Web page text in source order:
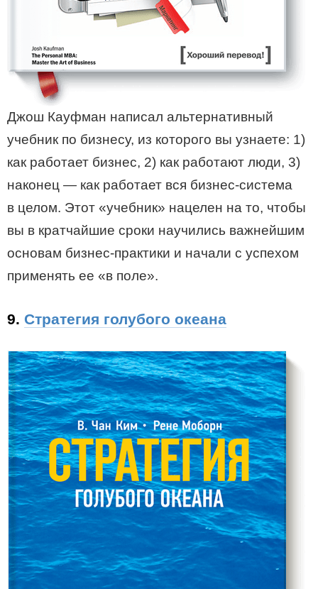
Джош Кауфман написал альтернативный
учебник по бизнесу, из которого вы узнаете: 1)
как работает бизнес, 2) как работают люди, 3)
наконец — как работает вся бизнес-система
в целом. Этот «учебник» нацелен на то, чтобы
вы в кратчайшие сроки научились важнейшим
основам бизнес-практики и начали с успехом
применять ее «в поле».
9. Стратегия голубого океана